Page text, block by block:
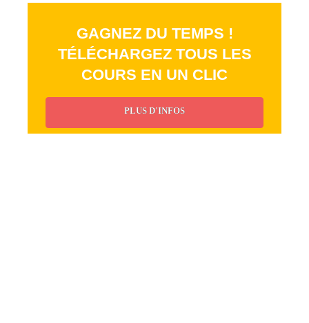
GAGNEZ DU TEMPS !
TÉLÉCHARGEZ TOUS LES
COURS EN UN CLIC
PLUS D'INFOS